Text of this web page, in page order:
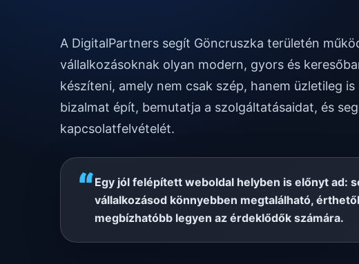
A DigitalPartners segít Göncruszka területén
vállalkozásoknak olyan modern, gyors és
készíteni, amely nem csak szép, hanem üzletileg is
bizalmat épít, bemutatja a szolgáltatásaidat, és
kapcsolatfelvételét.
“Egy jól felépített weboldal helyben is előnyt ad:
vállalkozásod könnyebben megtalálható,
megbízhatóbb legyen az érdeklődők számára.